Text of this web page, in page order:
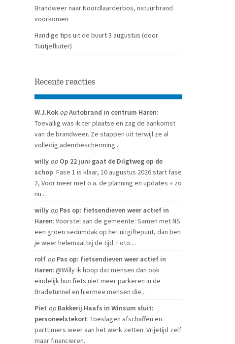
Brandweer naar Noordlaarderbos, natuurbrand
voorkomen
Handige tips uit de buurt 3 augustus (door
Tuutjefluiter)
Recente reacties
W.J.Kok opAutobrand in centrum Haren:
Toevallig was ik ter plaatse en zag de aankomst
van de brandweer. Ze stappen uit terwijl ze al
volledig adembescherming...
willy op Op 22 juni gaat de Dilgtweg op de
schop: Fase 1 is klaar, 10 augustus 2026 start fase
2, Voor meer met o.a. de planning en updates + zo
nu...
willy op Pas op: fietsendieven weer actief in
Haren: Voorstel aan de gemeente: Samen met NS
een groen sedumdak op het uitgiftepunt, dan ben
je weer helemaal bij de tijd. Foto:...
rolf op Pas op: fietsendieven weer actief in
Haren: @Willy ik hoop dat mensen dan ook
eindelijk hun fiets niet meer parkeren in de
Bradetunnel en hiermee mensen die...
Piet op Bakkerij Haafs in Winsum sluit:
personeelstekort: Toeslagen afschaffen en
parttimers weer aan het werk zetten. Vrijetijd zelf
maar financieren.